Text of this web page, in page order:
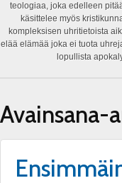
teologiaa, joka edelleen
käsittelee myös
kompleksisen uhritietoista
elää elämää joka ei tuota
lopullista
Avainsana-